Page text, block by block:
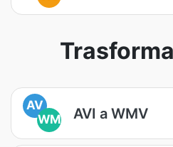
AV
WM
AVI a WMV